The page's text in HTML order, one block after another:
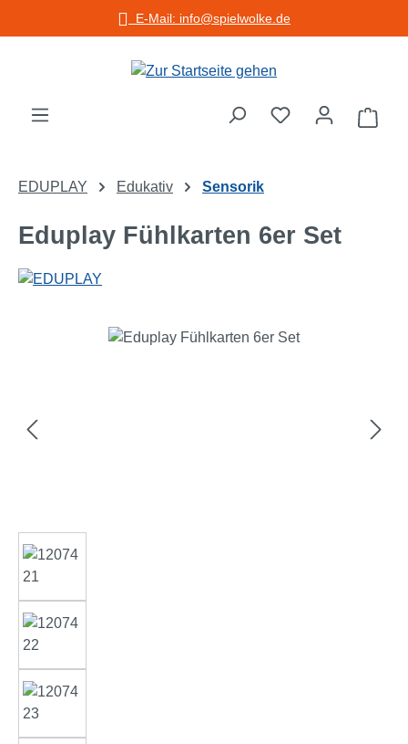
Zum Hauptinhalt springenE-Mail: info@spielwolke.de
EDUPLAY Edukativ Sensorik
Eduplay Fühlkarten 6er Set